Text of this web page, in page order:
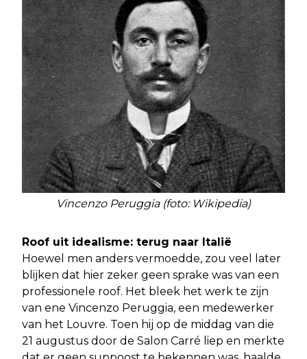
Vincenzo Peruggia (foto: Wikipedia)
Roof uit idealisme: terug naar Italië
Hoewel men anders vermoedde, zou veel later
blijken dat hier zeker geen sprake was van een
professionele roof. Het bleek het werk te zijn
van ene Vincenzo Peruggia, een medewerker
van het Louvre. Toen hij op de middag van die
21 augustus door de Salon Carré liep en merkte